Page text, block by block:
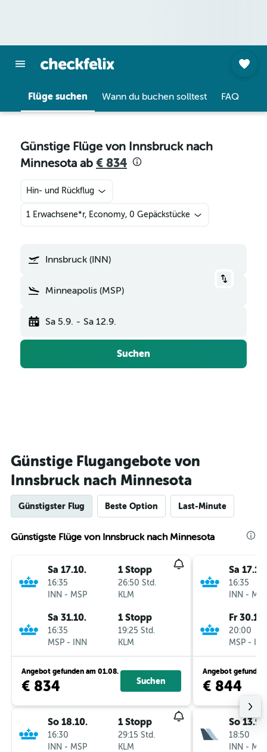
Flüge suchen Wann du buchen solltest FAQ
Günstige Flüge von Innsbruck nach
Minnesota ab € 834
Hin- und Rückflug
1 Erwachsene*r, Economy, 0 Gepäckstücke
Innsbruck (INN)
Minneapolis (MSP)
Sa 5.9. - Sa 12.9.
Suchen
Günstige Flugangebote von
Innsbruck nach Minnesota
Günstigster Flug Beste Option Last-Minute
Günstigste Flüge von Innsbruck nach Minnesota
Sa 17.10.
16:35
INN - MSP
1 Stopp
26:50 Std.
KLM
Sa 31.10.
16:35
MSP - INN
1 Stopp
19:25 Std.
KLM
Angebot gefunden am 01.08.
€ 834 Suchen
So 18.10.
16:30
INN - MSP
1 Stopp
29:15 Std.
KLM
Sa 17.10.
16:35
INN -
Fr 30.10.
20:00
MSP -
Angebot gefunden
€ 844
So 13.9.
18:50
INN -